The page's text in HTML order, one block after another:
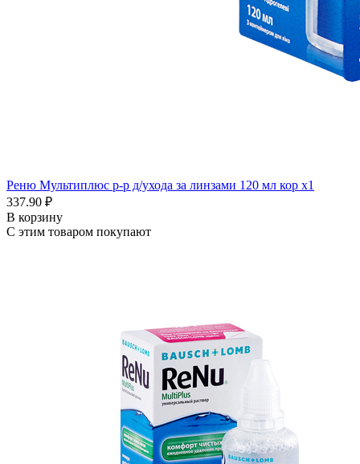
Реню Мультиплюс р-р д/ухода за линзами 120 мл кор x1
337.90 ₽
В корзину
С этим товаром покупают